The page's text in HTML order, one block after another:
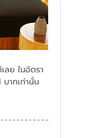
ลย ในอัตรา
าทเท่านั้น